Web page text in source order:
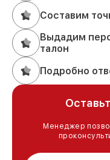
Составим
Выдадим
талон
Подробно
Менеджер